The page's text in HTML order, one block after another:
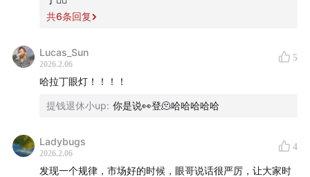
共6条回复
Lucas_Sun
2026.2.06
5
哈拉丁眼灯！！！！
提钱退休小up: 你是说👀登🫠哈哈哈哈哈
Ladybugs
2026.2.06
4
发现一个规律，市场好的时候，眼哥说话很严厉，让大家时